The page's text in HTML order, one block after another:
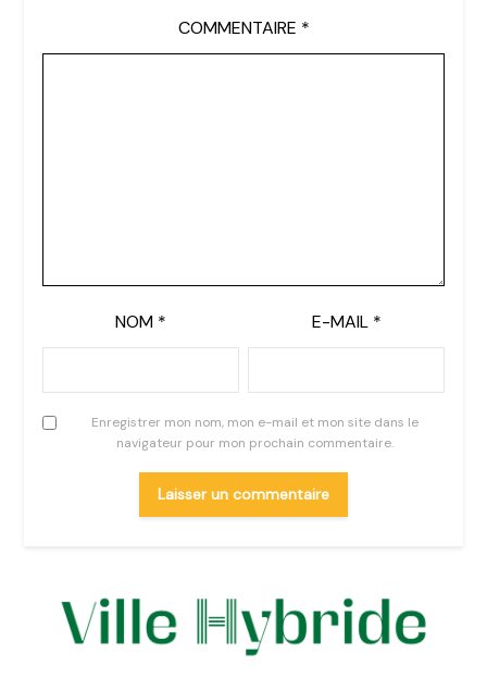
COMMENTAIRE *
NOM * E-MAIL *
Enregistrer mon nom, mon e-mail et mon site dans le
navigateur pour mon prochain commentaire.